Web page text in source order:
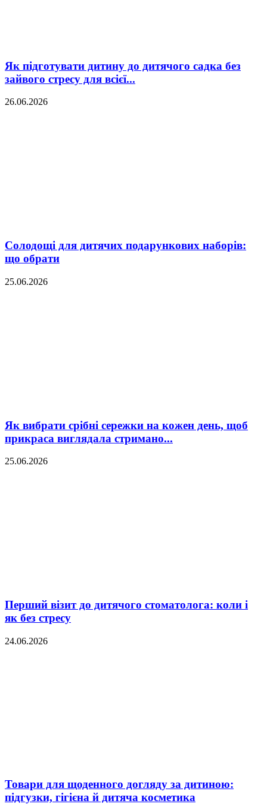
Як підготувати дитину до дитячого садка без
зайвого стресу для всієї...
26.06.2026
Солодощі для дитячих подарункових наборів:
що обрати
25.06.2026
Як вибрати срібні сережки на кожен день, щоб
прикраса виглядала стримано...
25.06.2026
Перший візит до дитячого стоматолога: коли і
як без стресу
24.06.2026
Товари для щоденного догляду за дитиною:
підгузки, гігієна й дитяча косметика